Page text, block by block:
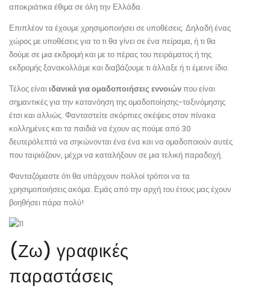
αποκριάτικα έθιμα σε όλη την Ελλάδα.
Επιπλέον τα έχουμε χρησιμοποιήσει σε υποθέσεις. Δηλαδή ένας
χώρος με υποθέσεις για το τι θα γίνει σε ένα πείραμα, ή τι θα
δούμε σε μια εκδρομή και με το πέρας του πειράματος ή της
εκδρομής ξανακολλάμε και διαβάζουμε τι άλλαξε ή τι έμεινε ίδιο.
Τέλος είναι ιδανικά για ομαδοποιήσεις εννοιώνπου είναι
σημαντικές για την κατανόηση της ομαδοποίησης-ταξινόμησης
έτσι και αλλιώς. Φανταστείτε σκόρπιες σκέψεις στον πίνακα
κολλημένες και τα παιδιά να έχουν ας πούμε από 30
δευτερόλεπτά να σηκώνονται ένα ένα και να ομαδοποιούν αυτές
που ταιριάζουν, μέχρι να καταλήξουν σε μια τελική παραδοχή.
Φανταζόμαστε ότι θα υπάρχουν πολλοί τρόποι να τα
χρησιμοποιήσεις ακόμα. Εμάς από την αρχή του έτους μας έχουν
βοηθήσει πάρα πολύ!
(Ζω) γραφικές
παραστάσεις